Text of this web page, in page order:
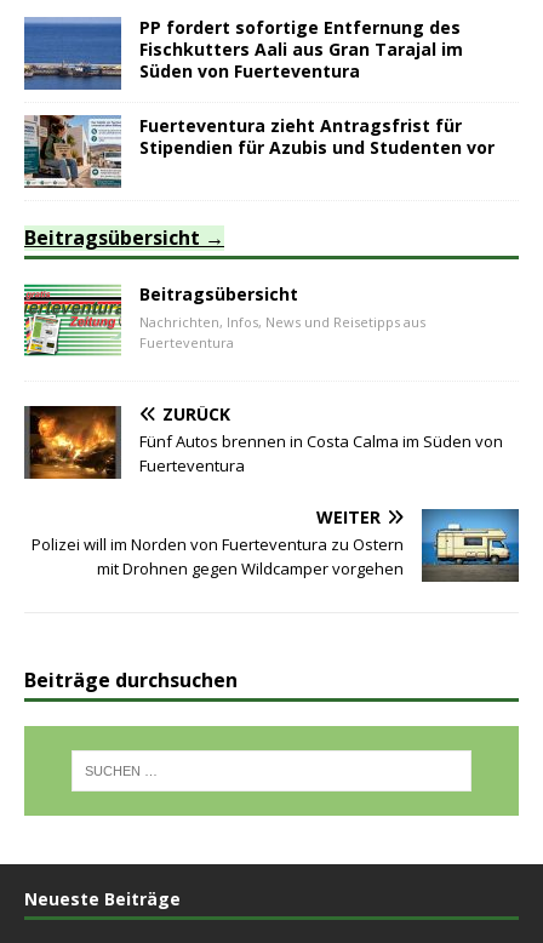
PP fordert sofortige Entfernung des
Fischkutters Aali aus Gran Tarajal im
Süden von Fuerteventura
Fuerteventura zieht Antragsfrist für
Stipendien für Azubis und Studenten vor
Beitragsübersicht
Beitragsübersicht
Nachrichten, Infos, News und Reisetipps aus
Fuerteventura
ZURÜCK
Fünf Autos brennen in Costa Calma im Süden von
Fuerteventura
WEITER
Polizei will im Norden von Fuerteventura zu Ostern
mit Drohnen gegen Wildcamper vorgehen
Beiträge durchsuchen
Neueste Beiträge